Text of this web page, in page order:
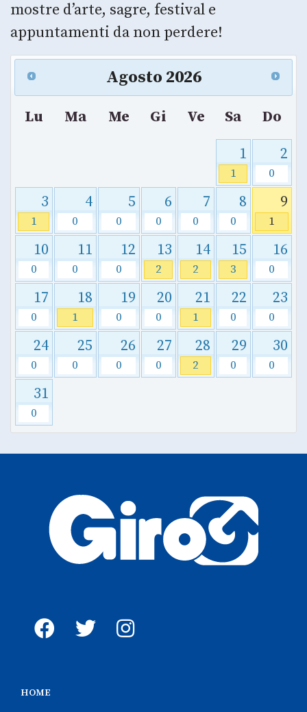
mostre d’arte, sagre, festival e
appuntamenti da non perdere!
Agosto 2026
Lu Ma Me Gi Ve Sa
Do
1
1
2
0
3
1
4
0
5
0
6
0
7
0
8
0
9
1
10
0
11
0
12
0
13
2
14
2
15
3
16
0
17
0
18
1
19
0
20
0
21
1
22
0
23
0
24
0
25
0
26
0
27
0
28
2
29
0
30
0
31
0
HOME